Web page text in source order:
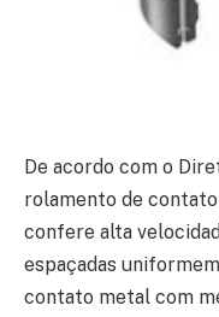
De acordo com o
rolamento de
confere alta
espaçadas
contato metal com